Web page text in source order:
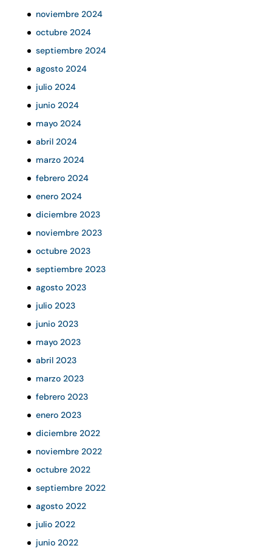
noviembre 2024
octubre 2024
septiembre 2024
agosto 2024
julio 2024
junio 2024
mayo 2024
abril 2024
marzo 2024
febrero 2024
enero 2024
diciembre 2023
noviembre 2023
octubre 2023
septiembre 2023
agosto 2023
julio 2023
junio 2023
mayo 2023
abril 2023
marzo 2023
febrero 2023
enero 2023
diciembre 2022
noviembre 2022
octubre 2022
septiembre 2022
agosto 2022
julio 2022
junio 2022